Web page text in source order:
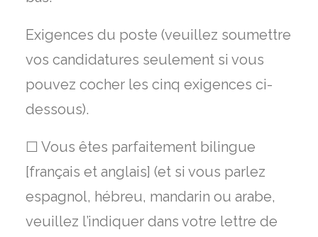
Exigences du poste (veuillez soumettre
vos candidatures seulement si vous
pouvez cocher les cinq exigences ci-
dessous).
☐ Vous êtes parfaitement bilingue
[français et anglais] (et si vous parlez
espagnol, hébreu, mandarin ou arabe,
veuillez l’indiquer dans votre lettre de